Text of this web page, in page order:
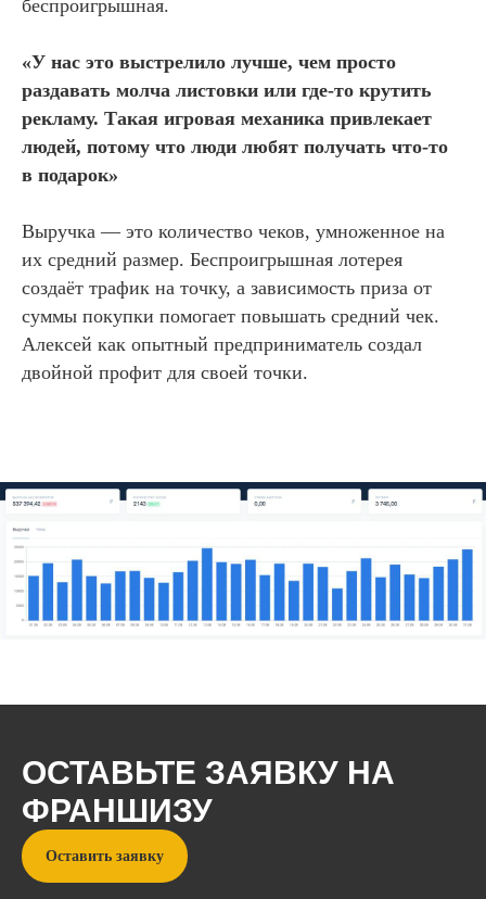
беспроигрышная.
«У нас это выстрелило лучше, чем просто
раздавать молча листовки или где-то крутить
рекламу. Такая игровая механика привлекает
людей, потому что люди любят получать что-то
в подарок»
Выручка — это количество чеков, умноженное на
их средний размер. Беспроигрышная лотерея
создаёт трафик на точку, а зависимость приза от
суммы покупки помогает повышать средний чек.
Алексей как опытный предприниматель создал
двойной профит для своей точки.
ОСТАВЬТЕ ЗАЯВКУ НА
ФРАНШИЗУ
Оставить заявку